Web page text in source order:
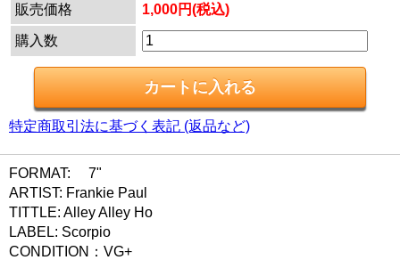
販売価格 1,000円(税込)
購入数
特定商取引法に基づく表記 (返品など)
FORMAT: 7"
ARTIST: Frankie Paul
TITTLE: Alley Alley Ho
LABEL: Scorpio
CONDITION：VG+